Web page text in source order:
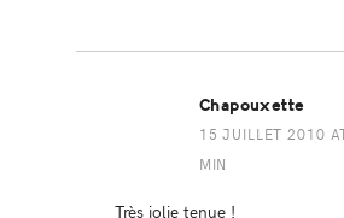
Chapouxette
15 JUILLET 2010
MIN
Très jolie tenue !